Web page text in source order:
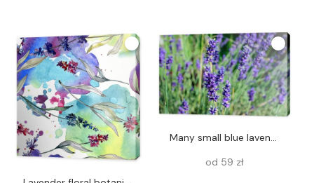
Many small blue lavender flowers in a garden in a sunny summer day photographed with selective focus, beautiful outdoor floral background
od 59 zł